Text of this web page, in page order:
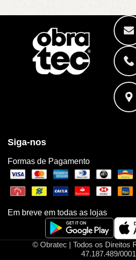
Siga-nos
Formas de Pagamento
Em breve em todas as lojas
© Obratec | Todos os Direitos
47.187.489/